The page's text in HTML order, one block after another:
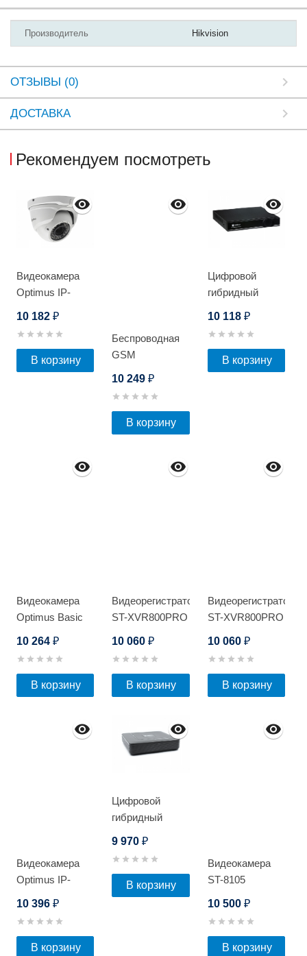
Производитель Hikvision
ОТЗЫВЫ (0)
ДОСТАВКА
Рекомендуем посмотреть
Видеокамера
Optimus IP-
10 182 ₽
В корзину
Беспроводная
GSM
10 249₽
В корзину
Цифровой
гибридный
10 118 ₽
В корзину
Видеокамера
Optimus Basic
10 264 ₽
В корзину
Видеорегистратор
ST-XVR800PRO
10 060₽
В корзину
Видеорегистратор
ST-XVR800PRO
10 060 ₽
В корзину
Видеокамера
Optimus IP-
10 396 ₽
В корзину
Цифровой
гибридный
9 970₽
В корзину
Видеокамера
ST-8105
10 500 ₽
В корзину